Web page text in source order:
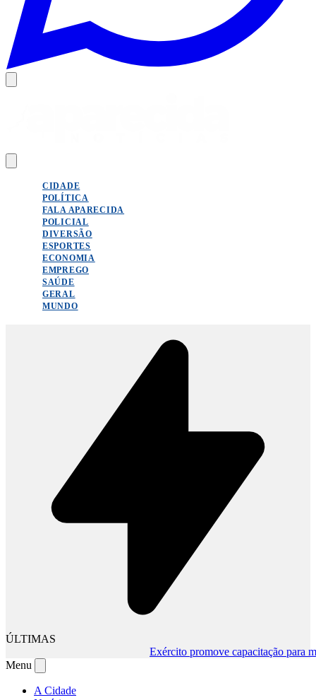
CIDADE
POLÍTICA
FALA APARECIDA
POLICIAL
DIVERSÃO
ESPORTES
ECONOMIA
EMPREGO
SAÚDE
GERAL
MUNDO
ÚLTIMAS
Exército promove capacitação para
Menu
A Cidade